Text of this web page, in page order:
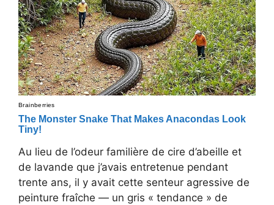
Au lieu de l’odeur familière de cire d’abeille et
de lavande que j’avais entretenue pendant
trente ans, il y avait cette senteur agressive de
peinture fraîche — un gris « tendance » de